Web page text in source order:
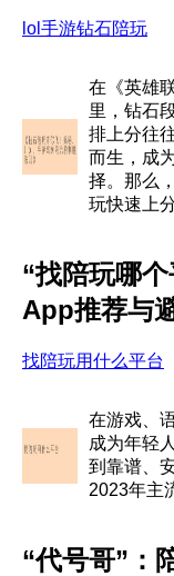
lol手游钻石陪玩
在《英雄
里，钻石
排上分往
而生，成
择。那么
玩快速上
“找陪玩哪
App推荐与
找陪玩用什么平台
在游戏、
成为年轻
到靠谱、
2023年主
“代号哥”：